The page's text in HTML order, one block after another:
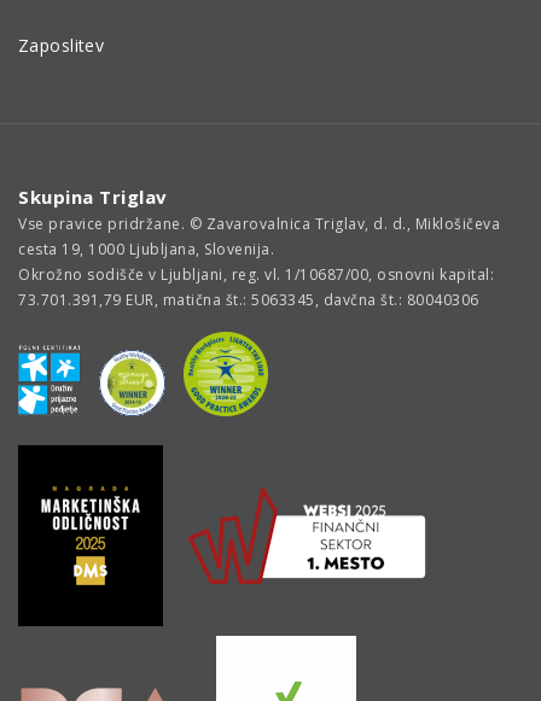
Zaposlitev
Skupina Triglav
Vse pravice pridržane. © Zavarovalnica Triglav, d. d., Miklošičeva
cesta 19, 1000 Ljubljana, Slovenija.
Okrožno sodišče v Ljubljani, reg. vl. 1/10687/00, osnovni kapital:
73.701.391,79 EUR, matična št.: 5063345, davčna št.: 80040306